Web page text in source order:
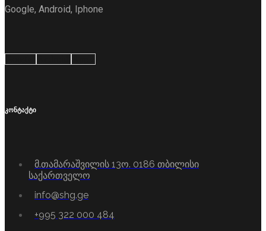
Google, Android, Iphone
კონტაქტი
მ.თამარაშვილის 13ო. 0186 თბილისი
საქართველო
info@shg.ge
+995 322 000 484